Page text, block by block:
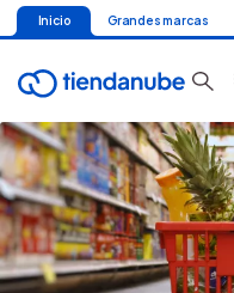
Inicio Grandes marcas